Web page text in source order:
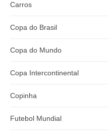
Carros
Copa do Brasil
Copa do Mundo
Copa Intercontinental
Copinha
Futebol Mundial